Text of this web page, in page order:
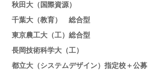
秋田大（国際資源）
千葉大（教育）　総合型
東京農工大（工）総合型
長岡技術科学大（工）
都立大（システムデザイン）指定校＋公募